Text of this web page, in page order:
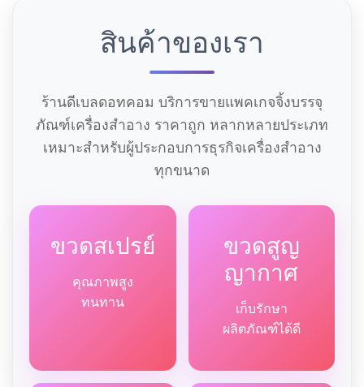
สินค้าของเรา
ร้านดีเบลดอทคอม บริการขายแพคเกจจิ้งบรรจุ
ภัณฑ์เครื่องสำอาง ราคาถูก หลากหลายประเภท
เหมาะสำหรับผู้ประกอบการธุรกิจเครื่องสำอาง
ทุกขนาด
ขวดสเปรย์
คุณภาพสูง
ทนทาน
ขวดสูญ
ญากาศ
เก็บรักษา
ผลิตภัณฑ์ได้ดี